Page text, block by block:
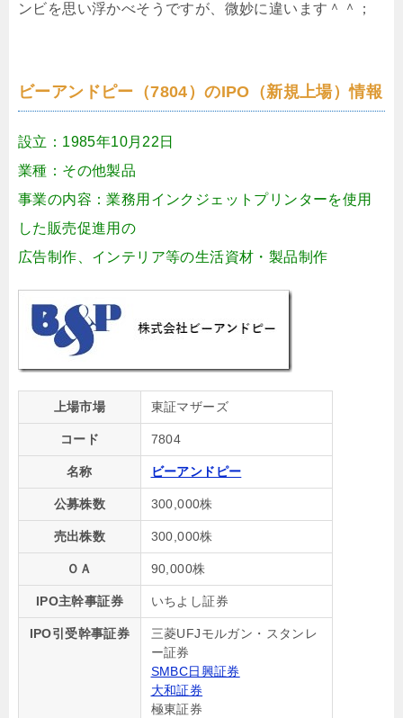
ンビを思い浮かべそうですが、微妙に違います＾＾；
ビーアンドピー（7804）のIPO（新規上場）情報
設立：1985年10月22日
業種：その他製品
事業の内容：業務用インクジェットプリンターを使用
した販売促進用の
広告制作、インテリア等の生活資材・製品制作
上場市場 東証マザーズ
コード 7804
名称 ビーアンドピー
公募株数 300,000株
売出株数 300,000株
ＯＡ 90,000株
IPO主幹事証券 いちよし証券
IPO引受幹事証券
三菱UFJモルガン・スタンレ
ー証券
SMBC日興証券
大和証券
極東証券